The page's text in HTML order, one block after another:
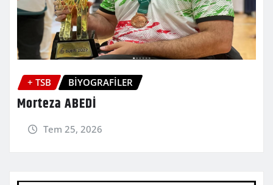
+ TSB BİYOGRAFİLER
Morteza ABEDİ
Tem 25, 2026